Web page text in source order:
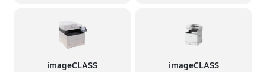
imageCLASS
imageCLASS